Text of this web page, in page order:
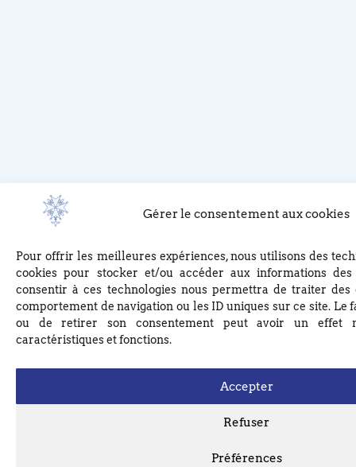
Gérer le consentement aux cookies
Pour offrir les meilleures expériences, nous utilisons des
cookies pour stocker et/ou accéder aux informations
consentir à ces technologies nous permettra de traiter des
comportement de navigation ou les ID uniques sur ce site. Le
ou de retirer son consentement peut avoir un effet
caractéristiques et fonctions.
Accepter
Refuser
Préférences